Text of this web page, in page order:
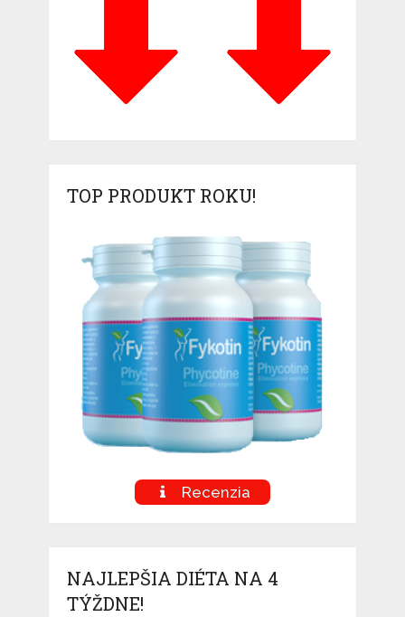
TOP PRODUKT ROKU!
Recenzia
NAJLEPŠIA DIÉTA NA 4
TÝŽDNE!